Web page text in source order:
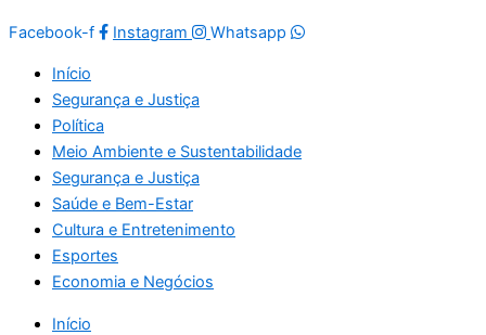
Facebook-f Instagram Whatsapp
Início
Segurança e Justiça
Política
Meio Ambiente e Sustentabilidade
Segurança e Justiça
Saúde e Bem-Estar
Cultura e Entretenimento
Esportes
Economia e Negócios
Início